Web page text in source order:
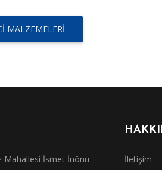
MALZEMELERI
Mahallesi İsmet İnönü
İletişim